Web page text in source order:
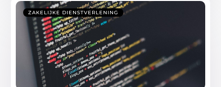
ZAKELIJKE DIENSTVERLENING